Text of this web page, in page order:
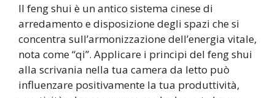
Il feng shui è un antico sistema cinese di
arredamento e disposizione degli spazi che si
concentra sull’armonizzazione dell’energia vitale,
nota come “qi”. Applicare i principi del feng shui
alla scrivania nella tua camera da letto può
influenzare positivamente la tua produttività,